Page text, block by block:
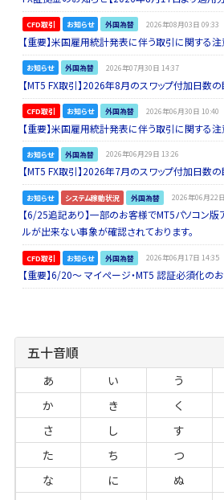
CFD取引 お知らせ 外国為替 2026年08月03日 09:33
【重要】米国雇用統計発表に伴う取引に関する
お知らせ 外国為替 2026年07月30日 14:37
【MT5 FX取引】2026年8月のスワップ付加日数
CFD取引 お知らせ 外国為替 2026年06月30日 10:40
【重要】米国雇用統計発表に伴う取引に関する
お知らせ 外国為替 2026年06月29日 13:26
【MT5 FX取引】2026年7月のスワップ付加日数
お知らせ システム稼動状況 外国為替 2026年06月22
【6/25追記あり】一部のお客様でMT5パソコン版
ルが出来ない事象が確認されております。
CFD取引 お知らせ 外国為替 2026年06月17日 14:35
【重要】6/20～ マイページ・MT5 認証必須化の
五十音順
あ い う
か
き く
さ
し す
た
ち つ
な
に ぬ